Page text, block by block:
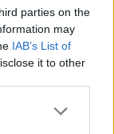
parties on the
may
IAB’s List of
it to other
ért a
a